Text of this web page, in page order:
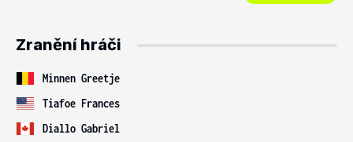
Zranění hráči
Minnen Greetje
Tiafoe Frances
Diallo Gabriel